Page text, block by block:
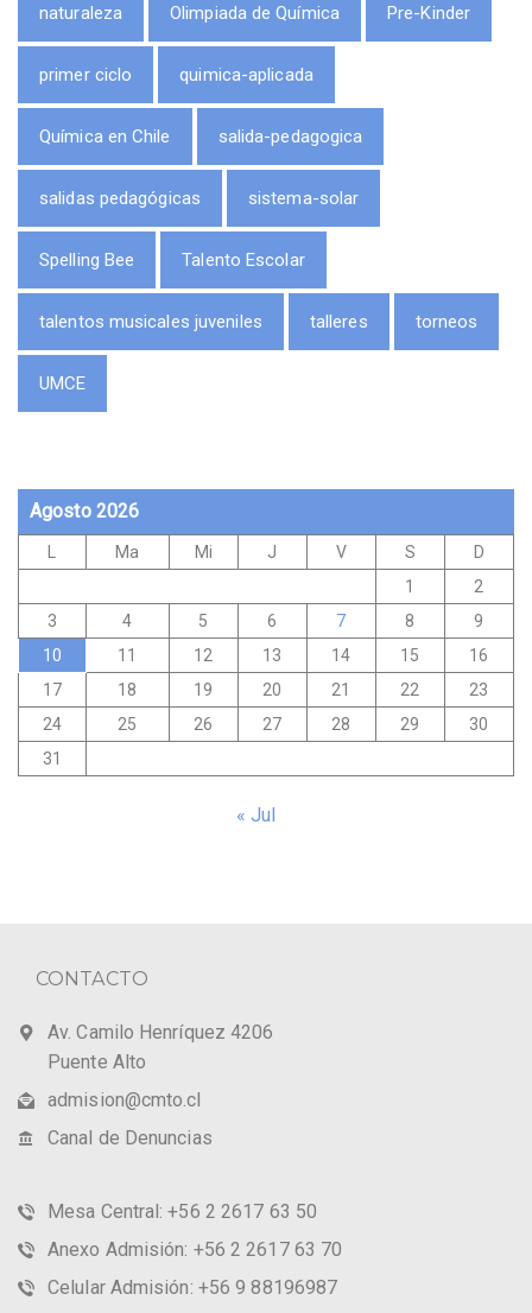
naturaleza Olimpiada de Química Pre-Kinder
primer ciclo quimica-aplicada
Química en Chile salida-pedagogica
salidas pedagógicas sistema-solar
Spelling Bee Talento Escolar
talentos musicales juveniles talleres torneos
UMCE
Agosto 2026
Ma Mi J V S
D
1
2
3
4 5 6 7 8
9
10
11 12 13 14 15
16
17
18 19 20 21 22
23
24
25 26 27 28 29
30
31
« Jul
CONTACTO
Av. Camilo Henríquez 4206
Puente Alto
admision@cmto.cl
Canal de Denuncias
Mesa Central: +56 2 2617 63 50
Anexo Admisión: +56 2 2617 63 70
Celular Admisión: +56 9 88196987